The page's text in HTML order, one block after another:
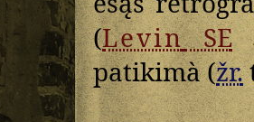
(LevinSE
patikimà (žr.